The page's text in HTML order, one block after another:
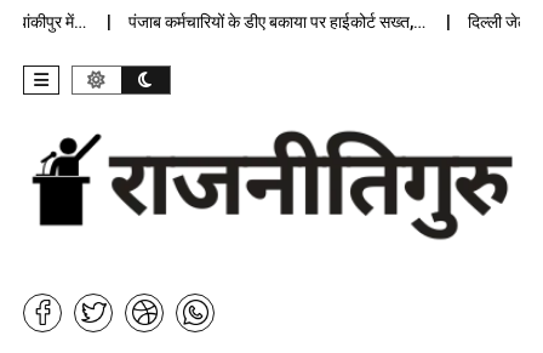
में… पंजाब कर्मचारियों के डीए बकाया पर हाईकोर्ट सख्त,… दिल्ली जेलों में